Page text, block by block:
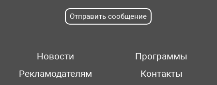
Отправить сообщение
Новости
Программы
Рекламодателям
Контакты